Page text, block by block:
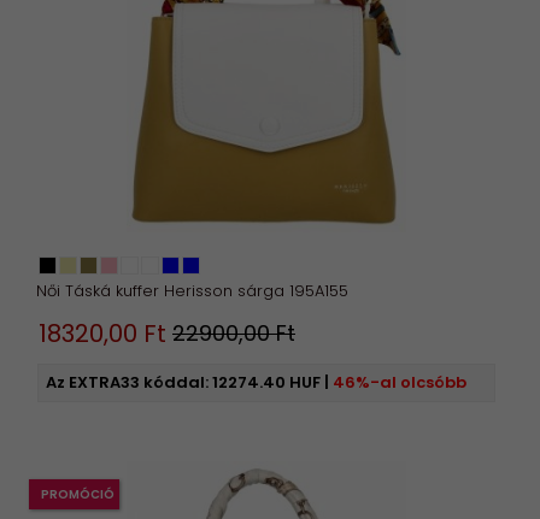
Női Táská kuffer Herisson sárga 195A155
18320,00 Ft 22900,00 Ft
Az EXTRA33 kóddal:12274.40 HUF 46%-al olcsóbb
PROMÓCIÓ